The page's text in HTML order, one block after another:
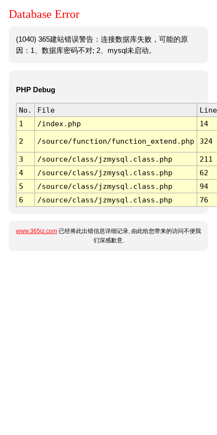
Database Error
(1040) 365建站错误警告：连接数据库失败，可能的原
因：1、数据库密码不对; 2、mysql未启动。
PHP Debug
No. File
Line
1
/index.php 14
2 /source/function/function_extend.php 324
3 /source/class/jzmysql.class.php
211
4
/source/class/jzmysql.class.php
62
5
/source/class/jzmysql.class.php
94
6
/source/class/jzmysql.class.php 76
www.365jz.com 已经将此出错信息详细记录, 由此给您带来的访问不便我
们深感歉意.